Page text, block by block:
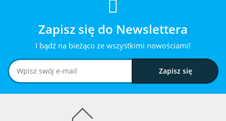
Zapisz się do Newslettera
I bądź na bieżąco ze wszystkimi nowościami!